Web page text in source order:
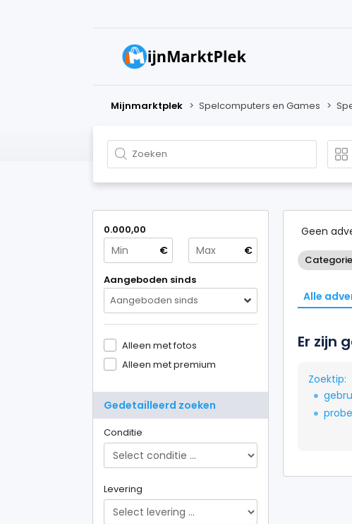
Mijnmarktplek > Spelcomputers en Games >
0.000,00
€ €
Aangeboden sinds
Aangeboden sinds
Alleen met fotos
Alleen met premium
Gedetailleerd zoeken
Conditie
Levering
Geen
Alle
Er zijn
Zoektip: